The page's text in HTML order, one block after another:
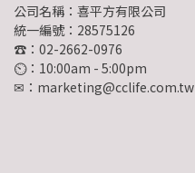
公司名稱：喜平方有限公司
統一編號：28575126
☎：02-2662-0976
⏲︎：10:00am - 5:00pm
✉：marketing@cclife.com.tw